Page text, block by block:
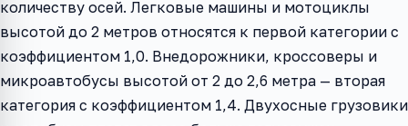
количеству осей. Легковые машины и мотоциклы
высотой до 2 метров относятся к первой категории с
коэффициентом 1,0. Внедорожники, кроссоверы и
микроавтобусы высотой от 2 до 2,6 метра — вторая
категория с коэффициентом 1,4. Двухосные грузовики